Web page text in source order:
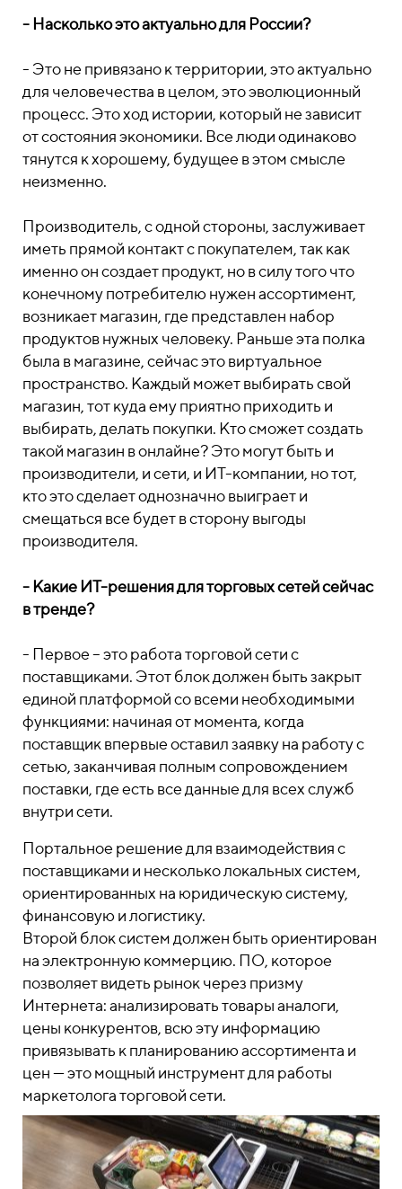
- Насколько это актуально для России?
- Это не привязано к территории, это актуально
для человечества в целом, это эволюционный
процесс. Это ход истории, который не зависит
от состояния экономики. Все люди одинаково
тянутся к хорошему, будущее в этом смысле
неизменно.
Производитель, с одной стороны, заслуживает
иметь прямой контакт с покупателем, так как
именно он создает продукт, но в силу того что
конечному потребителю нужен ассортимент,
возникает магазин, где представлен набор
продуктов нужных человеку. Раньше эта полка
была в магазине, сейчас это виртуальное
пространство. Каждый может выбирать свой
магазин, тот куда ему приятно приходить и
выбирать, делать покупки. Кто сможет создать
такой магазин в онлайне? Это могут быть и
производители, и сети, и ИТ-компании, но тот,
кто это сделает однозначно выиграет и
смещаться все будет в сторону выгоды
производителя.
- Какие ИТ-решения для торговых сетей сейчас
в тренде?
- Первое – это работа торговой сети с
поставщиками. Этот блок должен быть закрыт
единой платформой со всеми необходимыми
функциями: начиная от момента, когда
поставщик впервые оставил заявку на работу с
сетью, заканчивая полным сопровождением
поставки, где есть все данные для всех служб
внутри сети.
Портальное решение для взаимодействия с
поставщиками и несколько локальных систем,
ориентированных на юридическую систему,
финансовую и логистику.
Второй блок систем должен быть ориентирован
на электронную коммерцию. ПО, которое
позволяет видеть рынок через призму
Интернета: анализировать товары аналоги,
цены конкурентов, всю эту информацию
привязывать к планированию ассортимента и
цен — это мощный инструмент для работы
маркетолога торговой сети.